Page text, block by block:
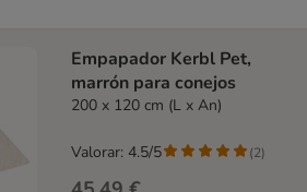
Empapador Kerbl Pet,
marrón para conejos
200 x 120 cm (L x An)
Valorar: 4.5/5 (2)